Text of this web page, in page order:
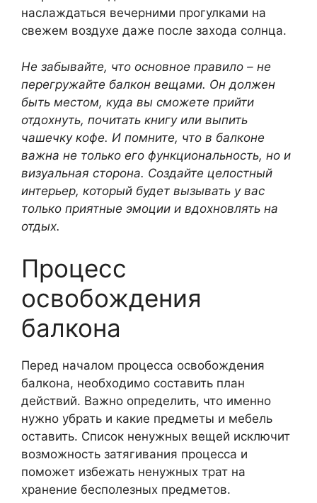
наслаждаться вечерними прогулками на
свежем воздухе даже после захода солнца.
Не забывайте, что основное правило – не
перегружайте балкон вещами. Он должен
быть местом, куда вы сможете прийти
отдохнуть, почитать книгу или выпить
чашечку кофе. И помните, что в балконе
важна не только его функциональность, но и
визуальная сторона. Создайте целостный
интерьер, который будет вызывать у вас
только приятные эмоции и вдохновлять на
отдых.
Процесс
освобождения
балкона
Перед началом процесса освобождения
балкона, необходимо составить план
действий. Важно определить, что именно
нужно убрать и какие предметы и мебель
оставить. Список ненужных вещей исключит
возможность затягивания процесса и
поможет избежать ненужных трат на
хранение бесполезных предметов.